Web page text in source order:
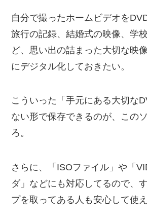
自分で撮ったホームビデオを
旅行の記録、結婚式の映像、学
ど、思い出の詰まった大切な映
にデジタル化しておきたい。
こういった「手元にある大切な
ない形で保存できるのが、この
ろ。
さらに、「ISOファイル」や「
ダ」などにも対応してるので、
プを取ってある人も安心して使え